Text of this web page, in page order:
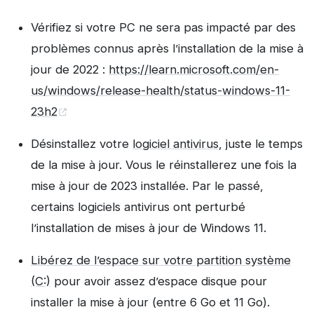
Vérifiez si votre PC ne sera pas impacté par des
problèmes connus après l’installation de la mise à
jour de 2022 : https://learn.microsoft.com/en-
us/windows/release-health/status-windows-11-
23h2
Désinstallez votre logiciel antivirus , juste le temps
de la mise à jour. Vous le réinstallerez une fois la
mise à jour de 2023 installée. Par le passé,
certains logiciels antivirus ont perturbé
l’installation de mises à jour de Windows 11.
Libérez de l’espace sur votre partition système
(C:) pour avoir assez d’espace disque pour
installer la mise à jour (entre 6 Go et 11 Go).